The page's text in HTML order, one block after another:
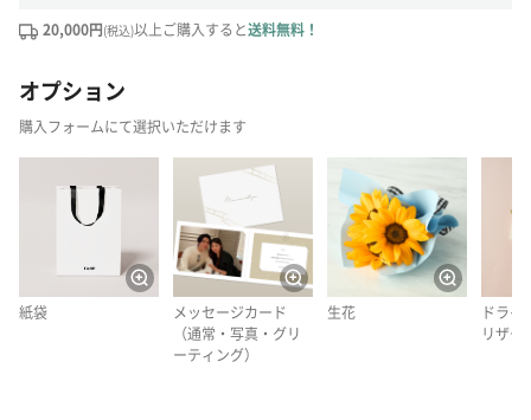
20,000円(税込)以上ご購入すると送料無料！
オプション
購入フォームにて選択いただけます
紙袋
メッセージカード
（通常・写真・グリ
ーティング）
生花
ドライ
リザー